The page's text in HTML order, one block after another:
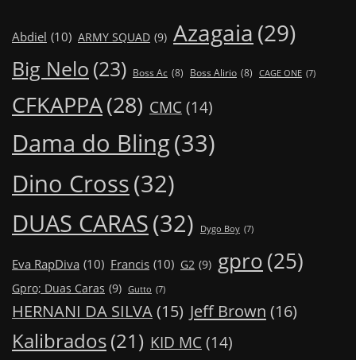
Abdiel (10) ARMY SQUAD (9) Azagaia (29)
Big Nelo (23) Boss Ac (8) Boss Alirio (8) CAGE ONE (7)
CFKAPPA(28) CMC (14)
Dama do Bling(33)
Dino Cross(32)
DUAS CARAS(32) Dygo Boy (7)
Eva RapDiva (10) Francis (10) G2 (9) gpro(25)
Gpro; Duas Caras (9) Gutto (7)
HERNANI DA SILVA(15) Jeff Brown (16)
Kalibrados(21) KID MC (14)